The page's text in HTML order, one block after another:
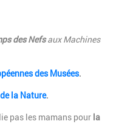
des Nefsaux Machines
des Musées.
la Nature.
pas les mamans pour la